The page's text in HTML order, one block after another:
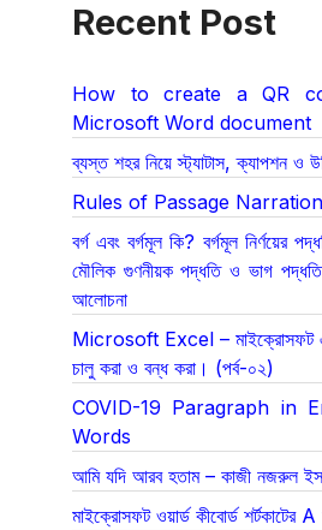
Recent Post
How to create a QR
Microsoft Word document
ব্যস্ত শহর নিয়ে স্ট্যাটাস, ক্যাপশন ও
Rules of Passage Narration
বর্গ এবং বর্গমূল কি? বর্গমূল নির্ণয়ের
মৌলিক গুণনীয়ক পদ্ধতি ও ভাগ
আলোচনা
Microsoft Excel – মাইক্রোসফট
চালু করা ও বন্ধ করা। (পর্ব-০২)
COVID-19 Paragraph in
Words
আমি যদি আরব হতাম – কাজী নজরুল
মাইক্রোসফট ওয়ার্ড কীবোর্ড শর্টকাটের